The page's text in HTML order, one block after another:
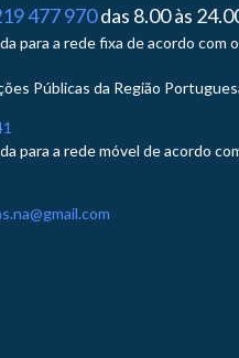
477 970das 8.00 às
para a rede fixa de acordo com
Públicas da Região
para a rede móvel de acordo